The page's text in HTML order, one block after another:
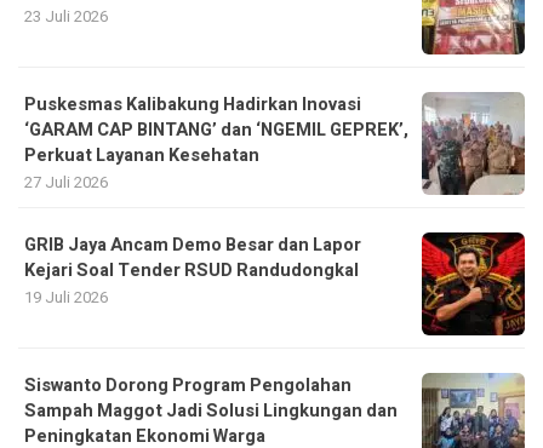
23 Juli 2026
Puskesmas Kalibakung Hadirkan Inovasi
‘GARAM CAP BINTANG’ dan ‘NGEMIL GEPREK’,
Perkuat Layanan Kesehatan
27 Juli 2026
GRIB Jaya Ancam Demo Besar dan Lapor
Kejari Soal Tender RSUD Randudongkal
19 Juli 2026
Siswanto Dorong Program Pengolahan
Sampah Maggot Jadi Solusi Lingkungan dan
Peningkatan Ekonomi Warga